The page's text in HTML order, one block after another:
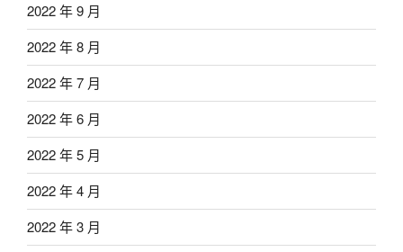
2022 年 9 月
2022 年 8 月
2022 年 7 月
2022 年 6 月
2022 年 5 月
2022 年 4 月
2022 年 3 月